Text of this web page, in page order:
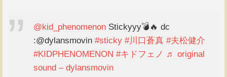
@kid_phenomenon Stickyyy💣🔥 dc
:@dylansmovin #sticky #川口蒼真 #夫松健介
#KIDPHENOMENON #キドフェノ ♬ original
sound – dylansmovin